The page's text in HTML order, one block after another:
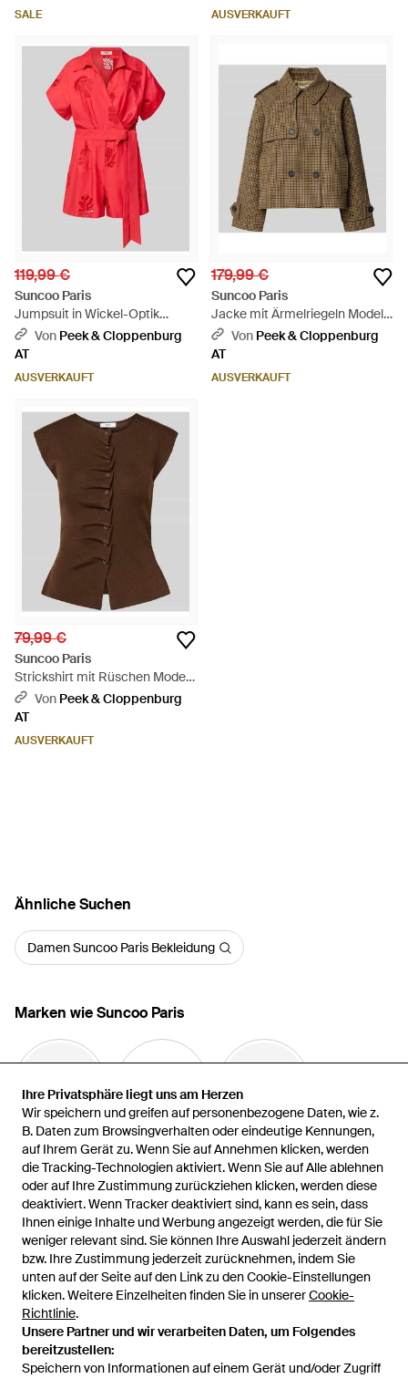
Ihre Privatsphäre liegt uns am Herzen
Wir speichern und greifen auf personenbezogene Daten, wie z.
B. Daten zum Browsingverhalten oder eindeutige Kennungen,
auf Ihrem Gerät zu. Wenn Sie auf Annehmen klicken, werden
die Tracking-Technologien aktiviert. Wenn Sie auf Alle ablehnen
oder auf Ihre Zustimmung zurückziehen klicken, werden diese
deaktiviert. Wenn Tracker deaktiviert sind, kann es sein, dass
Ihnen einige Inhalte und Werbung angezeigt werden, die für Sie
weniger relevant sind. Sie können Ihre Auswahl jederzeit ändern
bzw. Ihre Zustimmung jederzeit zurücknehmen, indem Sie
unten auf der Seite auf den Link zu den Cookie-Einstellungen
klicken. Weitere Einzelheiten finden Sie in unsererCookie-
Richtlinie.
Unsere Partner und wir verarbeiten Daten, um Folgendes
bereitzustellen:
Speichern von Informationen auf einem Gerät und/oder Zugriff
Ihre Privatsphäre liegt uns am Herzen
Wir speichern und greifen auf personenbezogene Daten, wie z.
B. Daten zum Browsingverhalten oder eindeutige Kennungen,
auf Ihrem Gerät zu. Wenn Sie auf Annehmen klicken, werden
die Tracking-Technologien aktiviert. Wenn Sie auf Alle ablehnen
oder auf Ihre Zustimmung zurückziehen klicken, werden diese
deaktiviert. Wenn Tracker deaktiviert sind, kann es sein, dass
Ihnen einige Inhalte und Werbung angezeigt werden, die für Sie
weniger relevant sind. Sie können Ihre Auswahl jederzeit ändern
bzw. Ihre Zustimmung jederzeit zurücknehmen, indem Sie
unten auf der Seite auf den Link zu den Cookie-Einstellungen
klicken. Weitere Einzelheiten finden Sie in unsererCookie-
Richtlinie.
Unsere Partner und wir verarbeiten Daten, um Folgendes
bereitzustellen:
Speichern von Informationen auf einem Gerät und/oder Zugriff
SALE AUSVERKAUFT
119,99 €
Suncoo Paris
Jumpsuit in Wickel-Optik
Modell 'TRACY' - Rot
Von Peek & Cloppenburg
AT
AUSVERKAUFT
179,99 €
Suncoo Paris
Jacke mit Ärmelriegeln Modell
'ERIN' - Grün
Von Peek & Cloppenburg
AT
AUSVERKAUFT
79,99 €
Suncoo Paris
Strickshirt mit Rüschen Modell
'PAGNI' - Braun
Von Peek & Cloppenburg
AT
AUSVERKAUFT
Ähnliche Suchen
Damen Suncoo Paris Bekleidung
Marken wie Suncoo Paris
WEINMANN Boden ROUGE EDIT
Josh V ANNARR Whistles
Mehr anzeigen